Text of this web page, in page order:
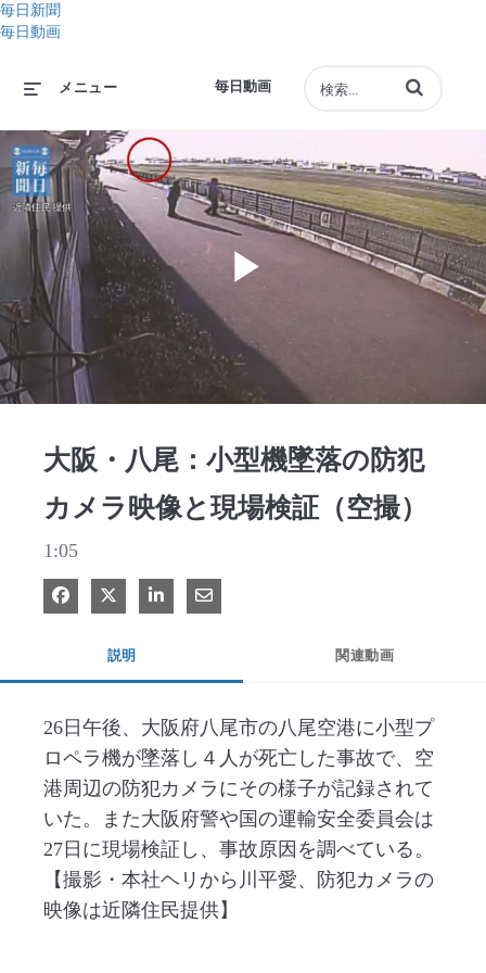
毎日新聞
毎日動画
毎日動画
メニュー 動画の検索語句
大阪・八尾：小型機墜落の防犯
カメラ映像と現場検証（空撮）
1:05
Facebook で共有
Xで共有する
LinkedIn で共有
電子メールで共有
説明 関連動画
26日午後、大阪府八尾市の八尾空港に小型プ
ロペラ機が墜落し４人が死亡した事故で、空
港周辺の防犯カメラにその様子が記録されて
いた。また大阪府警や国の運輸安全委員会は
27日に現場検証し、事故原因を調べている。
【撮影・本社ヘリから川平愛、防犯カメラの
映像は近隣住民提供】